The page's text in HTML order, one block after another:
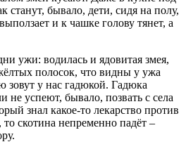
станут, бывало, дети, сидя на полу,
и к чашке голову тянет, а
ужи: водилась и ядовитая змея,
полосок, что видны у ужа
зовут у нас гадюкой. Гадюка
не успеют, бывало, позвать с села
знал какое-то лекарство против
скотина непременно падёт –